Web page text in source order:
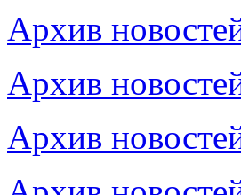
Архив
Архив
Архив